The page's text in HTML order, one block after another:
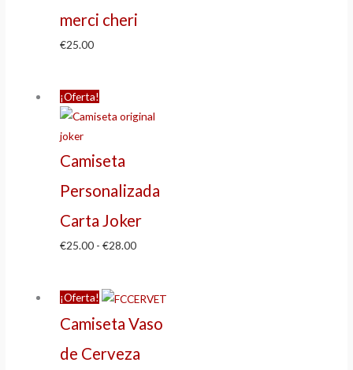
merci cheri
€25.00
¡Oferta!
Camiseta
Personalizada
Carta Joker
€25.00 - €28.00
¡Oferta!
Camiseta Vaso
de Cerveza